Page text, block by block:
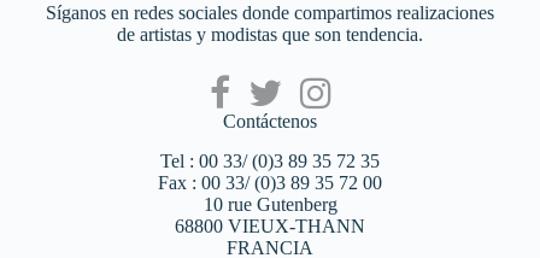
Síganos en redes sociales donde compartimos realizaciones
de artistas y modistas que son tendencia.
Contáctenos
Tel : 00 33/ (0)3 89 35 72 35
Fax : 00 33/ (0)3 89 35 72 00
10 rue Gutenberg
68800 VIEUX-THANN
FRANCIA